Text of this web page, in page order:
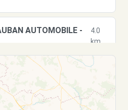
AUTOMOBILE -
4.0
km